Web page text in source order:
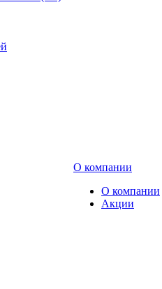
О компании
О компании
Акции